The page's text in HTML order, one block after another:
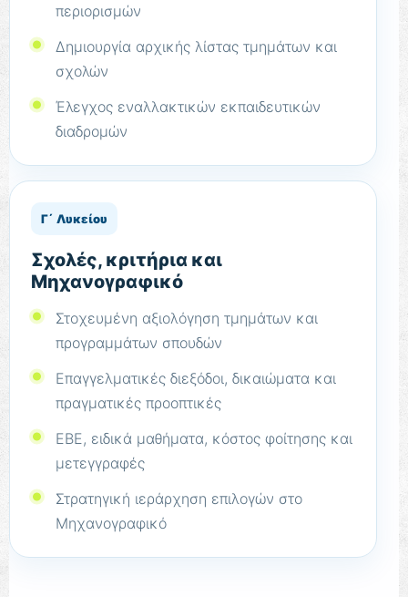
περιορισμών
Δημιουργία αρχικής λίστας τμημάτων και
σχολών
Έλεγχος εναλλακτικών εκπαιδευτικών
διαδρομών
Γ΄ Λυκείου
Σχολές, κριτήρια και
Μηχανογραφικό
Στοχευμένη αξιολόγηση τμημάτων και
προγραμμάτων σπουδών
Επαγγελματικές διεξόδοι, δικαιώματα και
πραγματικές προοπτικές
ΕΒΕ, ειδικά μαθήματα, κόστος φοίτησης και
μετεγγραφές
Στρατηγική ιεράρχηση επιλογών στο
Μηχανογραφικό